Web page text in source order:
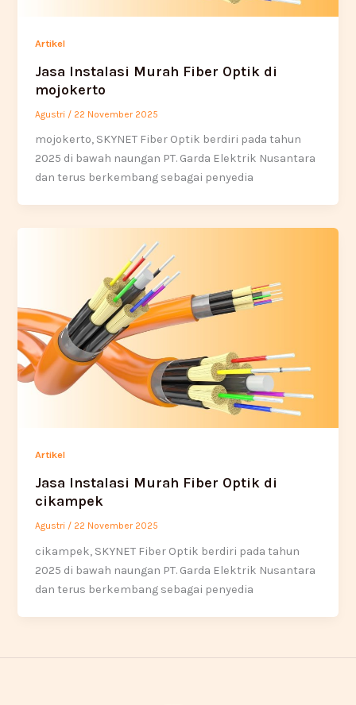
Artikel
Jasa Instalasi Murah Fiber Optik di
mojokerto
Agustri / 22 November 2025
mojokerto, SKYNET Fiber Optik berdiri pada tahun
2025 di bawah naungan PT. Garda Elektrik Nusantara
dan terus berkembang sebagai penyedia
Artikel
Jasa Instalasi Murah Fiber Optik di
cikampek
Agustri / 22 November 2025
cikampek, SKYNET Fiber Optik berdiri pada tahun
2025 di bawah naungan PT. Garda Elektrik Nusantara
dan terus berkembang sebagai penyedia